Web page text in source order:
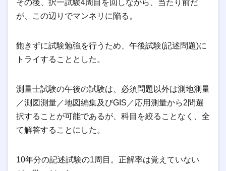
その後、択一試験4周目を回しながら、当たり前だ
が、この辺りでマンネリに陥る。
飽きずに試験勉強を行うため、午後試験(記述問題)に
トライすることとした。
測量士試験の午後の試験は、必須問題以外は測地測量
／測図測量／地図編集及びGIS／応用測量から2問選
択することが可能であるが、科目を絞ることなく、全
て解答することにした。
10年分の記述試験の1周目。正解率は覚えていない